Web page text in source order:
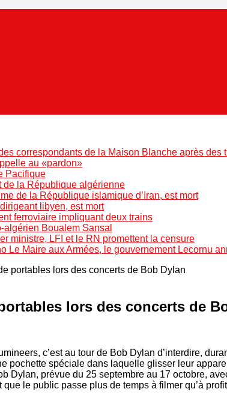
correspondants de la Maison Blanche après des
au «pardon»
Pacifique
de la République algérienne
de la République islamique d’Iran, est mort
libyen, est mort
ferroviaire impliquant deux trains
algérien Boualem Sansal
ministre, LFI et le RN promettent la censure
Le Maire aux Armées, le gouvernement Lecornu
portables lors des concerts de Bob Dylan
lors des concerts de
c’est au tour de Bob Dylan d’interdire,
pochette spéciale dans laquelle glisser leur
Dylan, prévue du 25 septembre au 17 octobre,
le public passe plus de temps à filmer qu’à